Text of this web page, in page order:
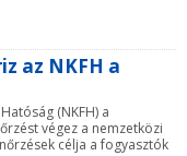
az NKFH a
(NKFH) a
végez a nemzetközi
célja a fogyasztók